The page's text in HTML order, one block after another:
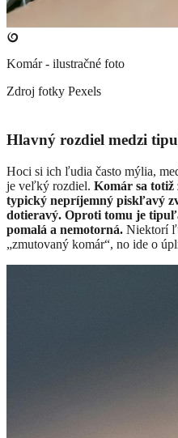
Komár - ilustračné foto
Zdroj fotky Pexels
Hlavný rozdiel medzi
Hoci si ich ľudia často mýlia,
je veľký rozdiel. Komár sa totiž
typický nepríjemný piskľavý
dotieravý. Oproti tomu je
pomalá a nemotorná. Niektorí
„zmutovaný komár“, no ide o